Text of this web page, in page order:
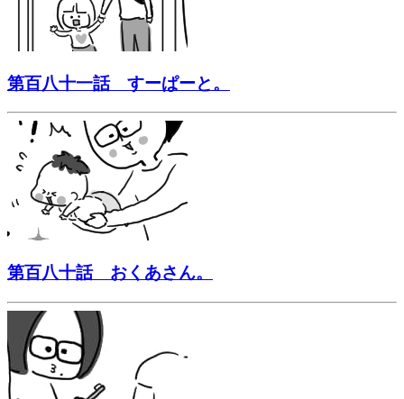
第百八十一話 すーぱーと。
第百八十話 おくあさん。